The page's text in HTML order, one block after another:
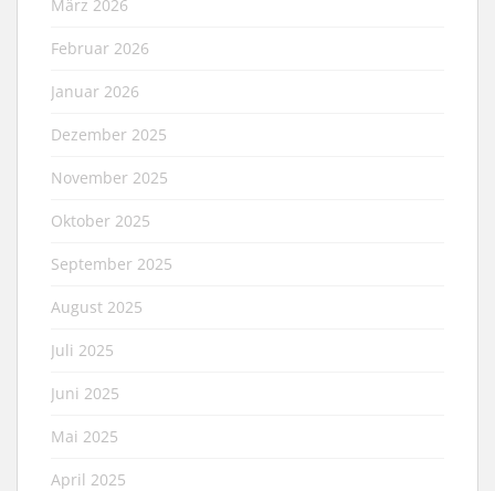
März 2026
Februar 2026
Januar 2026
Dezember 2025
November 2025
Oktober 2025
September 2025
August 2025
Juli 2025
Juni 2025
Mai 2025
April 2025